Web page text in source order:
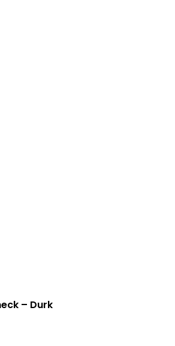
– Durk